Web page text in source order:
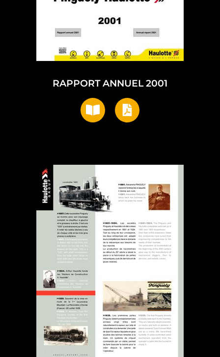
RAPPORT ANNUEL 2001